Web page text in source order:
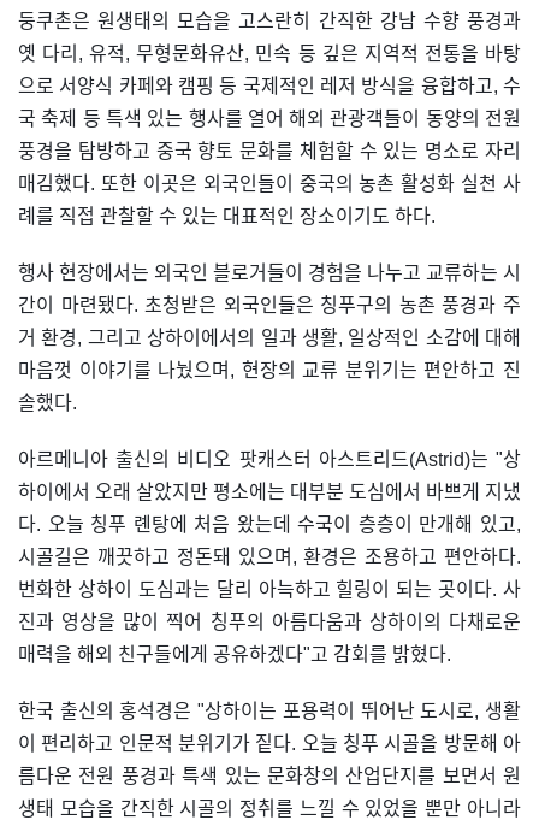
둥쿠촌은 원생태의 모습을 고스란히 간직한 강남 수향 풍경과
옛 다리, 유적, 무형문화유산, 민속 등 깊은 지역적 전통을 바탕
으로 서양식 카페와 캠핑 등 국제적인 레저 방식을 융합하고, 수
국 축제 등 특색 있는 행사를 열어 해외 관광객들이 동양의 전원
풍경을 탐방하고 중국 향토 문화를 체험할 수 있는 명소로 자리
매김했다. 또한 이곳은 외국인들이 중국의 농촌 활성화 실천 사
례를 직접 관찰할 수 있는 대표적인 장소이기도 하다.
행사 현장에서는 외국인 블로거들이 경험을 나누고 교류하는 시
간이 마련됐다. 초청받은 외국인들은 칭푸구의 농촌 풍경과 주
거 환경, 그리고 상하이에서의 일과 생활, 일상적인 소감에 대해
마음껏 이야기를 나눴으며, 현장의 교류 분위기는 편안하고 진
솔했다.
아르메니아 출신의 비디오 팟캐스터 아스트리드(Astrid)는 "상
하이에서 오래 살았지만 평소에는 대부분 도심에서 바쁘게 지냈
다. 오늘 칭푸 롄탕에 처음 왔는데 수국이 층층이 만개해 있고,
시골길은 깨끗하고 정돈돼 있으며, 환경은 조용하고 편안하다.
번화한 상하이 도심과는 달리 아늑하고 힐링이 되는 곳이다. 사
진과 영상을 많이 찍어 칭푸의 아름다움과 상하이의 다채로운
매력을 해외 친구들에게 공유하겠다"고 감회를 밝혔다.
한국 출신의 홍석경은 "상하이는 포용력이 뛰어난 도시로, 생활
이 편리하고 인문적 분위기가 짙다. 오늘 칭푸 시골을 방문해 아
름다운 전원 풍경과 특색 있는 문화창의 산업단지를 보면서 원
생태 모습을 간직한 시골의 정취를 느낄 수 있었을 뿐만 아니라